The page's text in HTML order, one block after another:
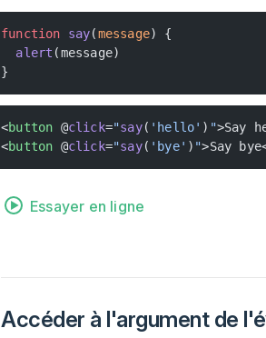
function say(message) {
  alert
(message)
}
<button @click="say( 'hello' ) ">Say
<button @click="say( 'bye' ) ">Say
Essayer en ligne
Accéder à l'argument de